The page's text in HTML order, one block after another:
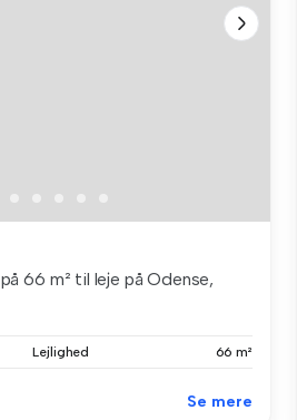
66 m² til leje på Odense,
Lejlighed 66 m²
Se mere